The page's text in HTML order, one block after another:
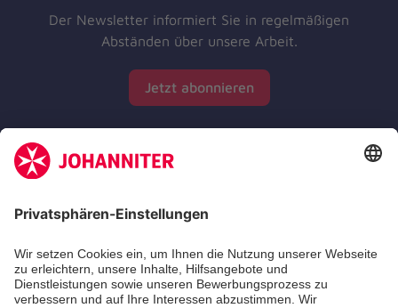
Der Newsletter informiert Sie in regelmäßigen
Abständen über unsere Arbeit.
Jetzt abonnieren
Zertifizierung der Johanniter-Unfall-Hilfe e.V.
Die Johanniter GmbH führt das Spendenzertifikat
des Deutschen Spendenrats e.V.